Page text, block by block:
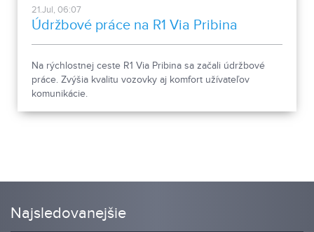
21.Jul, 06:07
Údržbové práce na R1 Via Pribina
Na rýchlostnej ceste R1 Via Pribina sa začali údržbové
práce. Zvýšia kvalitu vozovky aj komfort užívateľov
komunikácie.
Najsledovanejšie